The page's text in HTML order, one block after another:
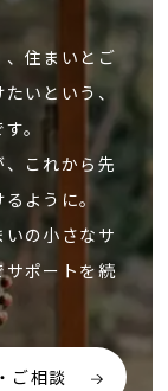
住まいとご
いという、
。
これから先
ように。
の小さなサ
サポートを続
ご相談